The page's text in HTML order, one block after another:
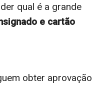
qual é a grande
e cartão
obter aprovação